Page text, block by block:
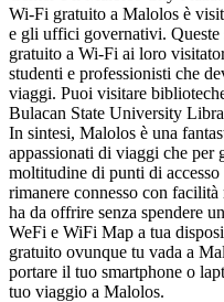
Wi-Fi gratuito a Malolos è
e gli uffici governativi. Queste
gratuito a Wi-Fi ai loro
studenti e professionisti che
viaggi. Puoi visitare
Bulacan State University
In sintesi, Malolos è una
appassionati di viaggi che per
moltitudine di punti di
rimanere connesso con
ha da offrire senza spendere
WeFi e WiFi Map a tua
gratuito ovunque tu vada a
portare il tuo smartphone o
tuo viaggio a Malolos.